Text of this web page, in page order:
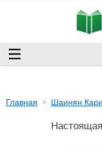
Главная Шаинян